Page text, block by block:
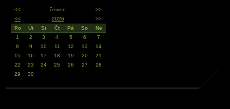
<< červen
>>
<<
2026
>>
Po
Út St Čt Pá So
Ne
1
2 3 4 5 6
7
8
9 10 11 12 13
14
15
16 17 18 19 20
21
22
23 24 25 26 27
28
29
30